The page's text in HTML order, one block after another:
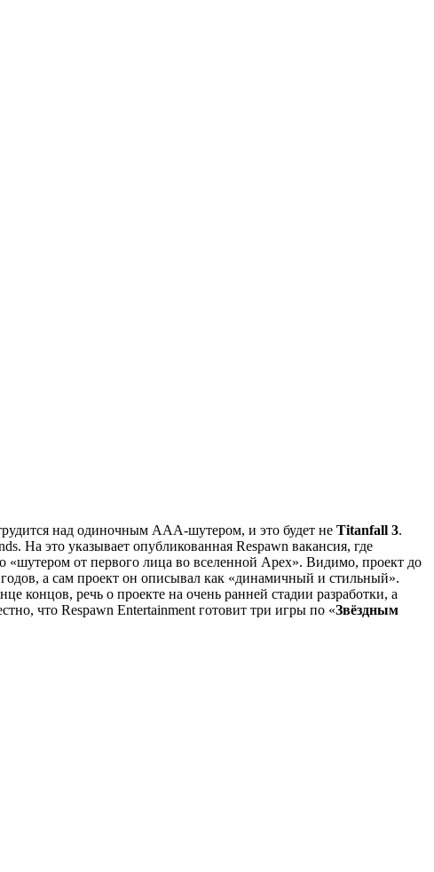
над одиночным AAA-шутером, и это будет не Titanfall 3.
На это указывает опубликованная Respawn вакансия, где
от первого лица во вселенной Apex». Видимо, проект до
а сам проект он описывал как «динамичный и стильный».
концов, речь о проекте на очень ранней стадии разработки, а
что Respawn Entertainment готовит три игры по «Звёздным